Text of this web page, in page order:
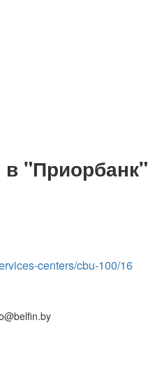
"Приорбанк"
centers/cbu-100/16